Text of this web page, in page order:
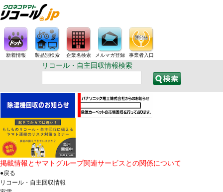
新着情報 製品別検索 企業名検索 メルマガ登録 事業者入口
リコール・自主回収情報検索
掲載情報とヤマトグループ関連サービスとの関係について
●戻る
リコール・自主回収情報